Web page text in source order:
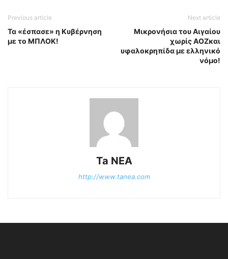
Previous article
Τα «έσπασε» η Κυβέρνηση
με το ΜΠΛΟΚ!
Next article
Μικρονήσια του Αιγαίου
χωρίς ΑΟΖκαι
υφαλοκρηπίδα με ελληνικό
νόμο!
Ta NEA
http://www.tanea.com